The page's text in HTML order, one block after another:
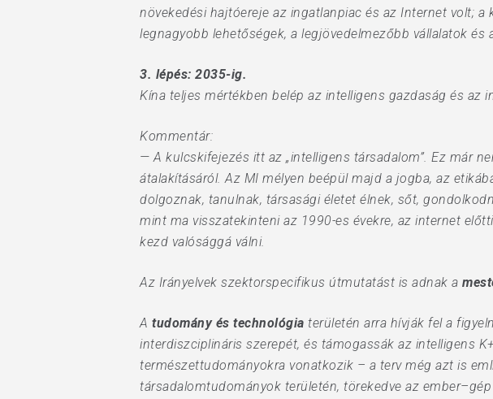
növekedési hajtóereje az ingatlanpiac és az Internet volt;
legnagyobb lehetőségek, a legjövedelmezőbb vállalatok
3. lépés: 2035-ig.
Kína teljes mértékben belép az intelligens gazdaság és az
Kommentár:
— A kulcskifejezés itt az „intelligens társadalom”. Ez már
átalakításáról. Az MI mélyen beépül majd a jogba, az
dolgoznak, tanulnak, társasági életet élnek, sőt,
mint ma visszatekinteni az 1990-es évekre, az internet
kezd valósággá válni.
Az Irányelvek szektorspecifikus útmutatást is adnak a
A tudomány és technológia területén arra hívják fel a
interdiszciplináris szerepét, és támogassák az intelligens
természettudományokra vonatkozik – a terv még azt is
társadalomtudományok területén, törekedve az